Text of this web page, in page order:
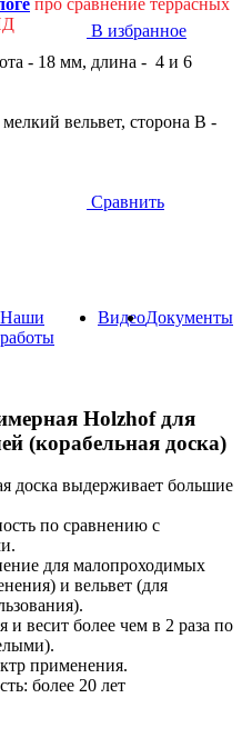
В избранное
Сравнить
про сравнение террасных
- 18 мм, длина - 4 и 6
вельвет, сторона B -
Наши
работы
ВидеоДокументы
Holzhof для
(корабельная доска)
доска выдерживает большие
по сравнению с
для малопроходимых
и вельвет (для
и весит более чем в 2 раза по
применения.
более 20 лет